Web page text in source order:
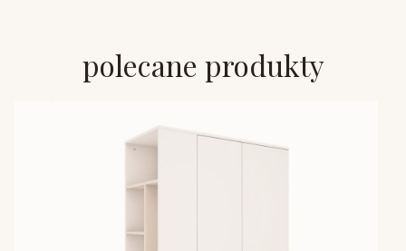
polecane produkty